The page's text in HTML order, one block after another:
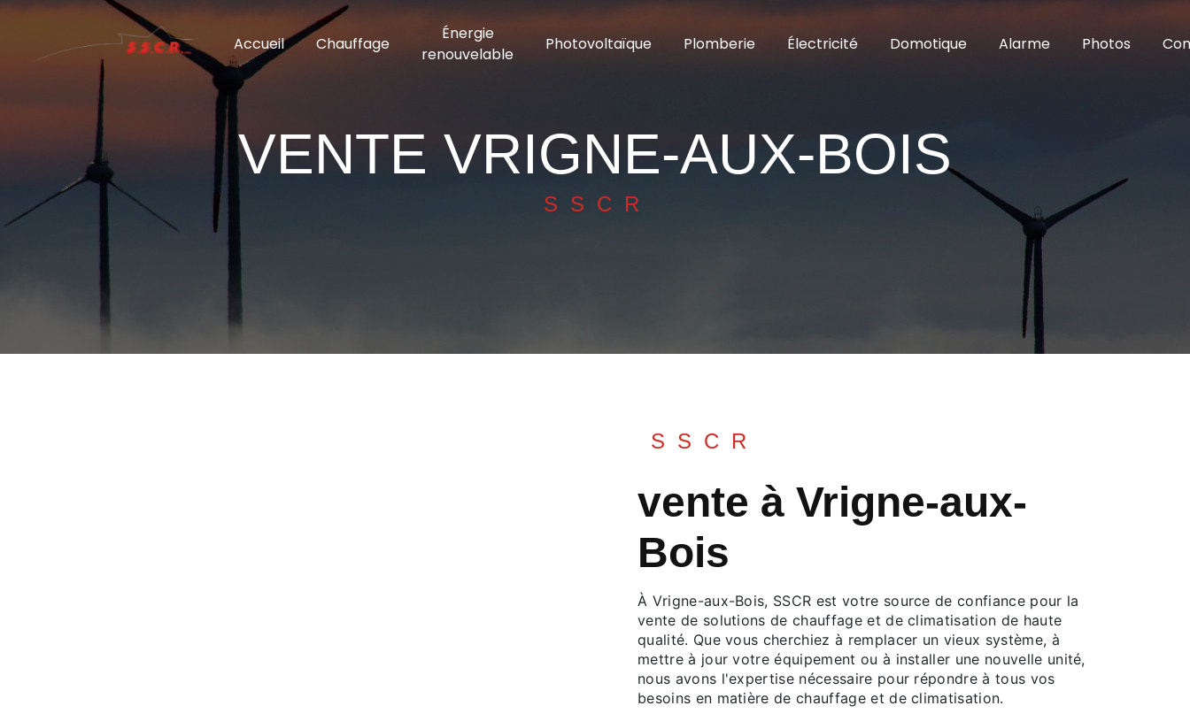
Accueil Chauffage
Énergie
renouvelable
Photovoltaïque Plomberie Électricité Domotique Alarme Photos
VENTE VRIGNE-AUX-BOIS
SSCR
SSCR
vente à Vrigne-aux-
Bois
À Vrigne-aux-Bois, SSCR est votre source de confiance pour la
vente de solutions de chauffage et de climatisation de haute
qualité. Que vous cherchiez à remplacer un vieux système, à
mettre à jour votre équipement ou à installer une nouvelle unité,
nous avons l'expertise nécessaire pour répondre à tous vos
besoins en matière de chauffage et de climatisation.
Panneau de gestion des cookies